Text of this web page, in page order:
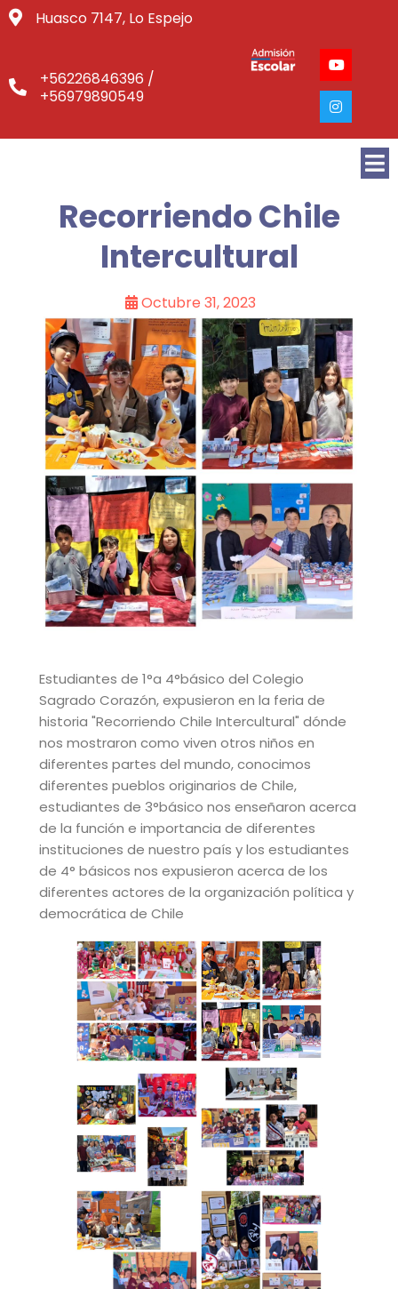
Huasco 7147, Lo Espejo
+56226846396 /
+56979890549
Recorriendo Chile
Intercultural
Octubre 31, 2023
Estudiantes de 1°a 4°básico del Colegio
Sagrado Corazón, expusieron en la feria de
historia "Recorriendo Chile Intercultural" dónde
nos mostraron como viven otros niños en
diferentes partes del mundo, conocimos
diferentes pueblos originarios de Chile,
estudiantes de 3°básico nos enseñaron acerca
de la función e importancia de diferentes
instituciones de nuestro país y los estudiantes
de 4° básicos nos expusieron acerca de los
diferentes actores de la organización política y
democrática de Chile